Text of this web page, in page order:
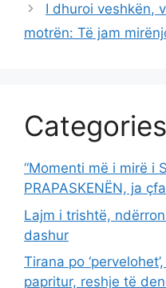
I dhuroi veshkën,
motrën: Të jam
Categories
“Momenti më i mirë i
PRAPASKENËN, ja
Lajm i trishtë,
dashur
Tirana po
papritur, reshje të